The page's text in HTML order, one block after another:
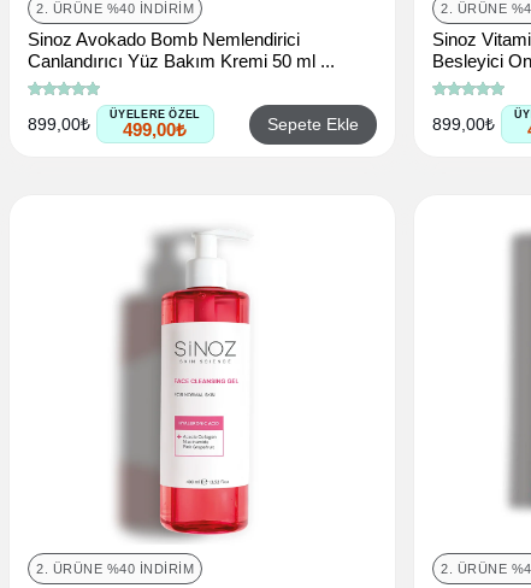
2. ÜRÜNE %40 İNDIRIM
Sinoz Avokado Bomb Nemlendirici
Canlandırıcı Yüz Bakım Kremi 50 ml ...
899,00₺ ÜYELERE ÖZEL
499,00₺ Sepete Ekle
2. ÜRÜNE
Sinoz
Besleyici
899,00₺
2. ÜRÜNE %40 İNDIRIM 2. ÜRÜNE